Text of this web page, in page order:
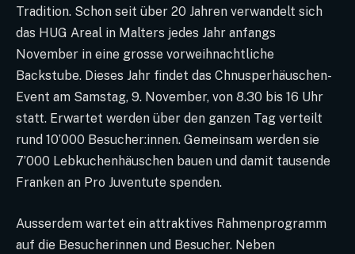
Tradition. Schon seit über 20 Jahren verwandelt sich
das HUG Areal in Malters jedes Jahr anfangs
November in eine grosse vorweihnachtliche
Backstube. Dieses Jahr findet das Chnusperhäuschen-
Event am Samstag, 9. November, von 8.30 bis 16 Uhr
statt. Erwartet werden über den ganzen Tag verteilt
rund 10’000 Besucher:innen. Gemeinsam werden sie
7’000 Lebkuchenhäuschen bauen und damit tausende
Franken an Pro Juventute spenden.
Ausserdem wartet ein attraktives Rahmenprogramm
auf die Besucherinnen und Besucher. Neben